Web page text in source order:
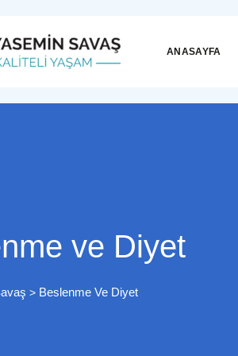
ANASAYFA
ve Diyet
> Beslenme Ve Diyet